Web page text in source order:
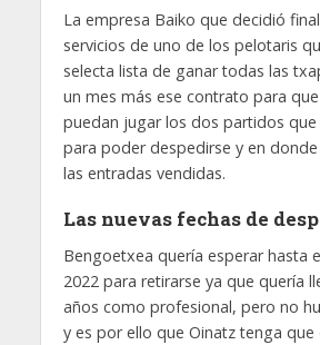
La empresa Baiko que decidió
servicios de uno de los pelotaris
selecta lista de ganar todas las
un mes más ese contrato para
puedan jugar los dos partidos
para poder despedirse y en
las entradas vendidas.
Las nuevas fechas de
Bengoetxea quería esperar hasta
2022 para retirarse ya que quería
años como profesional, pero no
y es por ello que Oinatz tenga que